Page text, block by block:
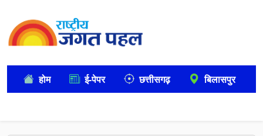
होम ई-पेपर छत्तीसगढ़ बिलासपुर